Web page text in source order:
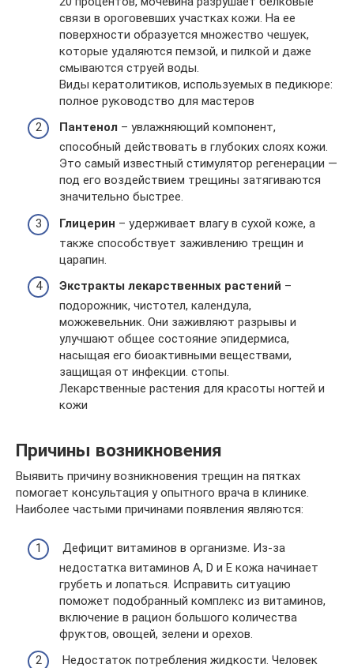
связи в ороговевших участках кожи. На ее
поверхности образуется множество чешуек,
которые удаляются пемзой, и пилкой и даже
смываются струей воды.
Виды кератолитиков, используемых в педикюре:
полное руководство для мастеров
Пантенол – увлажняющий компонент,
способный действовать в глубоких слоях кожи.
Это самый известный стимулятор регенерации —
под его воздействием трещины затягиваются
значительно быстрее.
Глицерин – удерживает влагу в сухой коже, а
также способствует заживлению трещин и
царапин.
Экстракты лекарственных растений –
подорожник, чистотел, календула,
можжевельник. Они заживляют разрывы и
улучшают общее состояние эпидермиса,
насыщая его биоактивными веществами,
защищая от инфекции. стопы.
Лекарственные растения для красоты ногтей и
кожи
Причины возникновения
Выявить причину возникновения трещин на пятках
помогает консультация у опытного врача в клинике.
Наиболее частыми причинами появления являются:
Дефицит витаминов в организме. Из-за
недостатка витаминов А, D и Е кожа начинает
грубеть и лопаться. Исправить ситуацию
поможет подобранный комплекс из витаминов,
включение в рацион большого количества
фруктов, овощей, зелени и орехов.
Недостаток потребления жидкости. Человек